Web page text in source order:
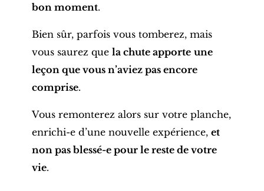
bon moment.
Bien sûr, parfois vous tomberez, mais
vous saurez que la chute apporte une
leçon que vous n’aviez pas encore
comprise.
Vous remonterez alors sur votre planche,
enrichi-e d’une nouvelle expérience, et
non pas blessé-e pour le reste de votre
vie.